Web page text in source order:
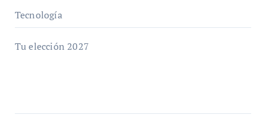
Tecnología
Tu elección 2027